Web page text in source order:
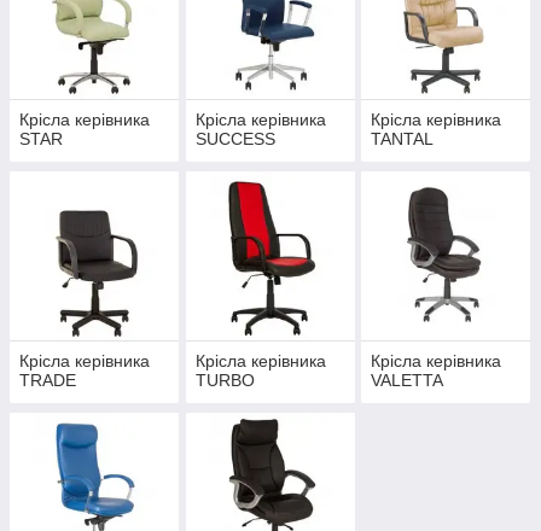
Крісла керівника
STAR
Крісла керівника
SUCCESS
Крісла керівника
TANTAL
Крісла керівника
TRADE
Крісла керівника
TURBO
Крісла керівника
VALETTA